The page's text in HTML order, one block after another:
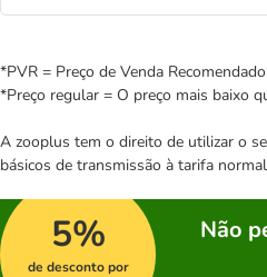
*PVR = Preço de Venda
*Preço regular = O preço mais baixo
A zooplus tem o direito de utilizar o
básicos de transmissão à tarifa
5%
de desconto por
Não